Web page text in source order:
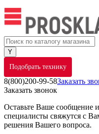
Подобрать технику
8(800)200-99-58Заказать
Заказать звонок
Оставьте Ваше сообщение
специалисты свяжутся с
решения Вашего вопроса.